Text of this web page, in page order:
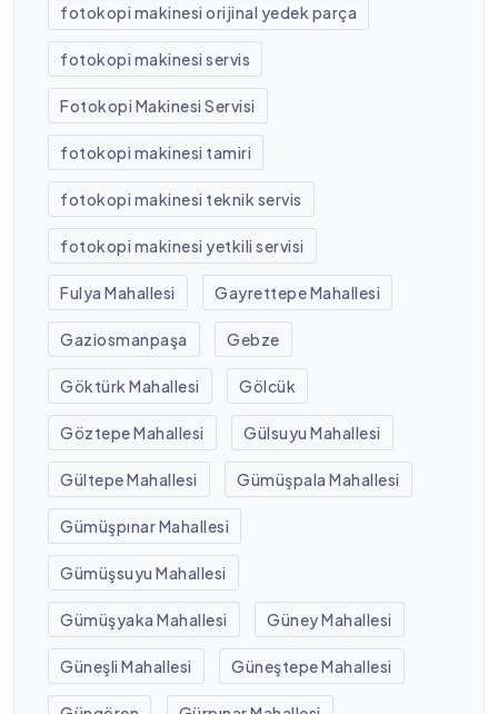
fotokopi makinesi orijinal yedek parça
fotokopi makinesi servis
Fotokopi Makinesi Servisi
fotokopi makinesi tamiri
fotokopi makinesi teknik servis
fotokopi makinesi yetkili servisi
Fulya Mahallesi Gayrettepe Mahallesi
Gaziosmanpaşa Gebze
Göktürk Mahallesi Gölcük
Göztepe Mahallesi Gülsuyu Mahallesi
Gültepe Mahallesi Gümüşpala Mahallesi
Gümüşpınar Mahallesi
Gümüşsuyu Mahallesi
Gümüşyaka Mahallesi Güney Mahallesi
Güneşli Mahallesi Güneştepe Mahallesi